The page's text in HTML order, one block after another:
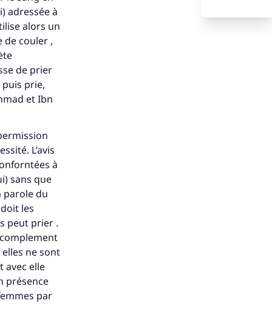
adressée à
alors un
de couler ,
de prier
prie,
et Ibn
L’avis
à
sans que
parole du
les
peut prier .
ne sont
avec elle
présence
par
de